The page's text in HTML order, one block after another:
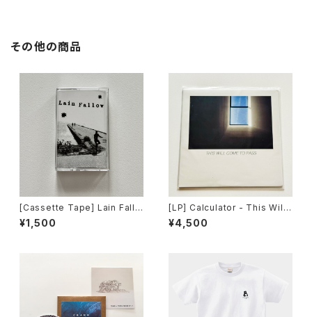
その他の商品
[Cassette Tape] Lain Fallo
w - The Path Less Chosen
// Winning Culture / Slow D
¥1,500
[LP] Calculator - This Will
Come to Pass / Count Your
Lucky Stars Records DIST
¥4,500